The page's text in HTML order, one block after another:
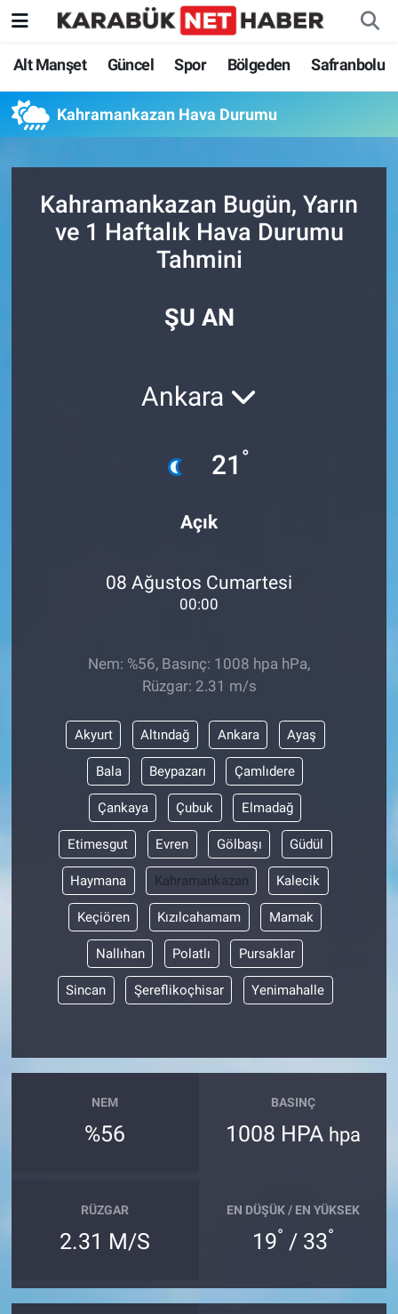
Alt Manşet Güncel Spor Bölgeden Safranbolu
Kahramankazan Hava Durumu
Kahramankazan Bugün, Yarın
ve 1 Haftalık Hava Durumu
Tahmini
ŞU AN
Ankara
21 °
Açık
08 Ağustos Cumartesi
00:00
Nem: %56, Basınç: 1008 hpa hPa,
Rüzgar: 2.31 m/s
Akyurt Altındağ Ankara Ayaş
Bala Beypazarı Çamlıdere
Çankaya Çubuk Elmadağ
Etimesgut Evren Gölbaşı Güdül
Haymana Kahramankazan Kalecik
Keçiören Kızılcahamam Mamak
Nallıhan Polatlı Pursaklar
Sincan Şereflikoçhisar Yenimahalle
NEM
%56
BASINÇ
1008 HPA hpa
RÜZGAR
2.31 M/S
EN DÜŞÜK / EN YÜKSEK
19° / 33°